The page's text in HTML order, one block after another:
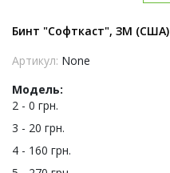
Бинт "Софткаст", ЗМ (США)
Артикул: None
Модель:
2 - 0 грн.
3 - 20 грн.
4 - 160 грн.